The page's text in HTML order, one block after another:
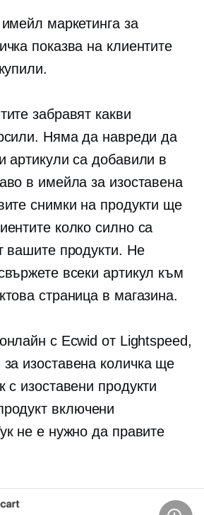
маркетинга за
показва на клиентите
забравят какви
Няма да навреди да
артикули са добавили в
в имейла за изоставена
снимки на продукти ще
колко силно са
вашите продукти. Не
всеки артикул към
страница в магазина.
с Ecwid от Lightspeed,
изоставена количка ще
с изоставени продукти
включени
не е нужно да правите